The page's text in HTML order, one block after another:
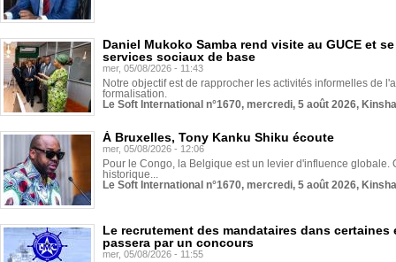
Daniel Mukoko Samba rend visite au GUCE et
services sociaux de base
mer, 05/08/2026 - 11:43
Notre objectif est de rapprocher les activités informelles de
formalisation.
Le Soft International n°1670, mercredi, 5 août 2026,
À Bruxelles, Tony Kanku Shiku écoute
mer, 05/08/2026 - 12:06
Pour le Congo, la Belgique est un levier d'influence globale.
historique...
Le Soft International n°1670, mercredi, 5 août 2026,
Le recrutement des mandataires dans
passera par un concours
mer, 05/08/2026 - 11:55